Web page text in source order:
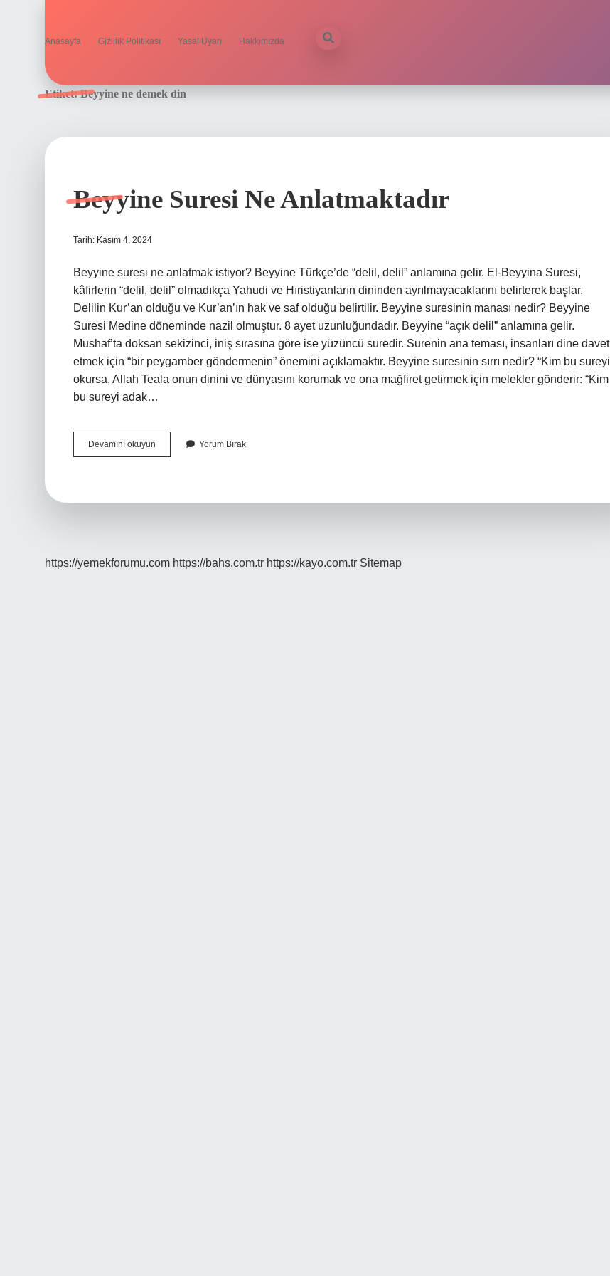
Anasayfa Gizlilik Politikası Yasal Uyarı Hakkımızda
Etiket:Beyyine ne demek din
Beyyine Suresi Ne Anlatmaktadır
Tarih: Kasım 4, 2024
Beyyine suresi ne anlatmak istiyor? Beyyine Türkçe’de “delil, delil” anlamına gelir. El-Beyyina Suresi,
kâfirlerin “delil, delil” olmadıkça Yahudi ve Hıristiyanların dininden ayrılmayacaklarını belirterek başlar.
Delilin Kur’an olduğu ve Kur’an’ın hak ve saf olduğu belirtilir. Beyyine suresinin manası nedir? Beyyine
Suresi Medine döneminde nazil olmuştur. 8 ayet uzunluğundadır. Beyyine “açık delil” anlamına gelir.
Mushaf’ta doksan sekizinci, iniş sırasına göre ise yüzüncü suredir. Surenin ana teması, insanları dine davet
etmek için “bir peygamber göndermenin” önemini açıklamaktır. Beyyine suresinin sırrı nedir? “Kim bu sureyi
okursa, Allah Teala onun dinini ve dünyasını korumak ve ona mağfiret getirmek için melekler gönderir: “Kim
bu sureyi adak…
Devamını okuyun
Suresi
Yorum Bırak
https://yemekforumu.com https://bahs.com.tr https://kayo.com.tr Sitemap